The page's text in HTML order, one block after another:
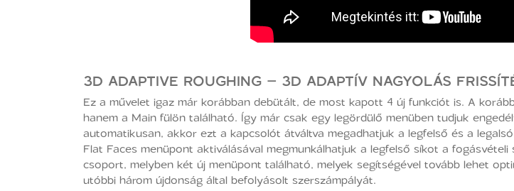
3D ADAPTIVE ROUGHING – 3D ADAPTÍV NAGYOLÁS
Ez a művelet igaz már korábban debütált, de most kapott 4 új funkciót is. A
hanem a Main fülön található. Így már csak egy legördülő menüben tudjuk
automatikusan, akkor ezt a kapcsolót átváltva megadhatjuk a legfelső és a
Flat Faces menüpont aktiválásával megmunkálhatjuk a legfelső síkot a
csoport, melyben két új menüpont található, melyek segítségével tovább lehet
utóbbi három újdonság által befolyásolt szerszámpályát.